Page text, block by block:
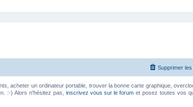
Supprimer
acheter un ordinateur portable, trouver la bonne carte graphique,
:-) Alors n'hésitez pas, inscrivez vous sur le forum et posez toutes vos